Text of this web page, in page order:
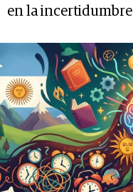
en la incertidumbre